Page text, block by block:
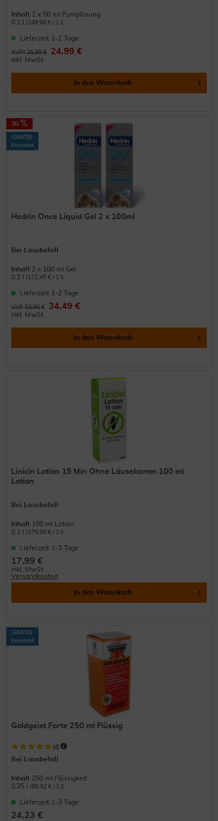
Inhalt 2 x 50 ml Pumplösung
0.1 l
(249,90 € / 1 l)
Lieferzeit 1-2 Tage
AVP* 26,95 € 24,99 €
inkl. MwSt.
In den Warenkorb
36
GRATIS
Versand
Hedrin Once Liquid Gel 2 x 100ml
Bei Lausbefall
Inhalt 2 x 100 ml Gel
0.2 l
(172,45 € / 1 l)
Lieferzeit 1-2 Tage
UVP 53,90 € 34,49 €
inkl. MwSt.
In den Warenkorb
Linicin Lotion 15 Min Ohne Läusekamm 100 ml
Lotion
Bei Lausbefall
Inhalt 100 ml Lotion
0.1 l
(179,90 € / 1 l)
Lieferzeit 1-3 Tage
17,99 €
inkl. MwSt.
Versandkosten
In den Warenkorb
GRATIS
Versand
Goldgeist Forte 250 ml Flüssig
(4)
Bei Lausbefall
Inhalt 250 ml Flüssigkeit
0.25 l
(96,92 € / 1 l)
Lieferzeit 1-3 Tage
24,23 €